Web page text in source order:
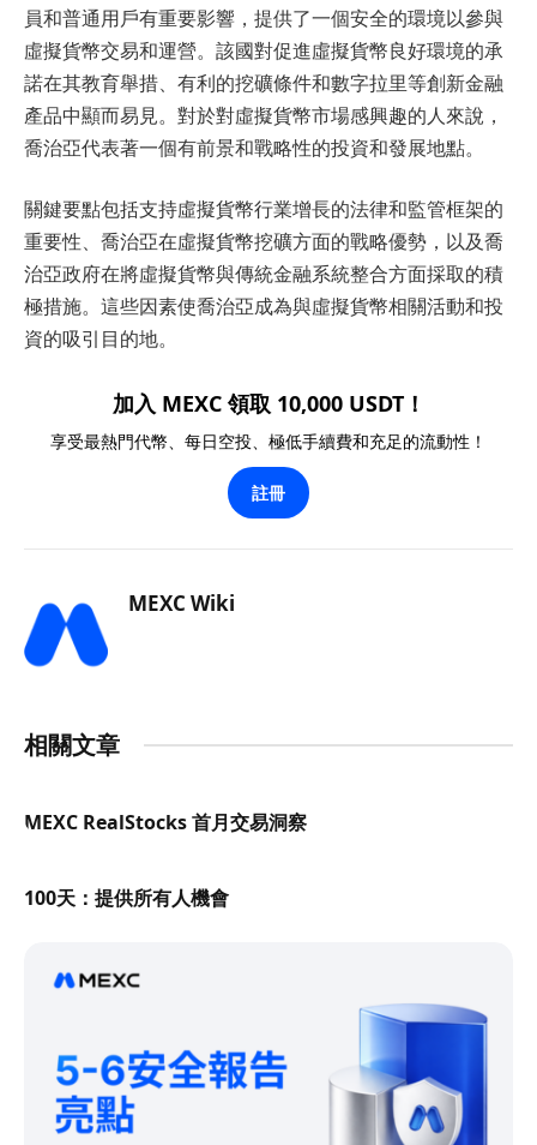
員和普通用戶有重要影響，提供了一個安全的環境以參與
虛擬貨幣交易和運營。該國對促進虛擬貨幣良好環境的承
諾在其教育舉措、有利的挖礦條件和數字拉里等創新金融
產品中顯而易見。對於對虛擬貨幣市場感興趣的人來說，
喬治亞代表著一個有前景和戰略性的投資和發展地點。
關鍵要點包括支持虛擬貨幣行業增長的法律和監管框架的
重要性、喬治亞在虛擬貨幣挖礦方面的戰略優勢，以及喬
治亞政府在將虛擬貨幣與傳統金融系統整合方面採取的積
極措施。這些因素使喬治亞成為與虛擬貨幣相關活動和投
資的吸引目的地。
加入 MEXC 領取 10,000 USDT！
享受最熱門代幣、每日空投、極低手續費和充足的流動性！
註冊
MEXC Wiki
相關文章
MEXC RealStocks 首月交易洞察
100天：提供所有人機會